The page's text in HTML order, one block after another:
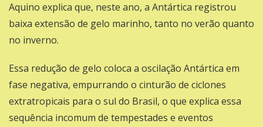
Aquino explica que, neste ano, a Antártica registrou
baixa extensão de gelo marinho, tanto no verão quanto
no inverno.
Essa redução de gelo coloca a oscilação Antártica em
fase negativa, empurrando o cinturão de ciclones
extratropicais para o sul do Brasil, o que explica essa
sequência incomum de tempestades e eventos